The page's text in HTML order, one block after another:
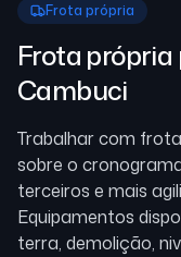
Frota própria
Frota
Cambuci
Trabalhar com
sobre o
terceiros e mais
Equipamentos
terra, demolição,